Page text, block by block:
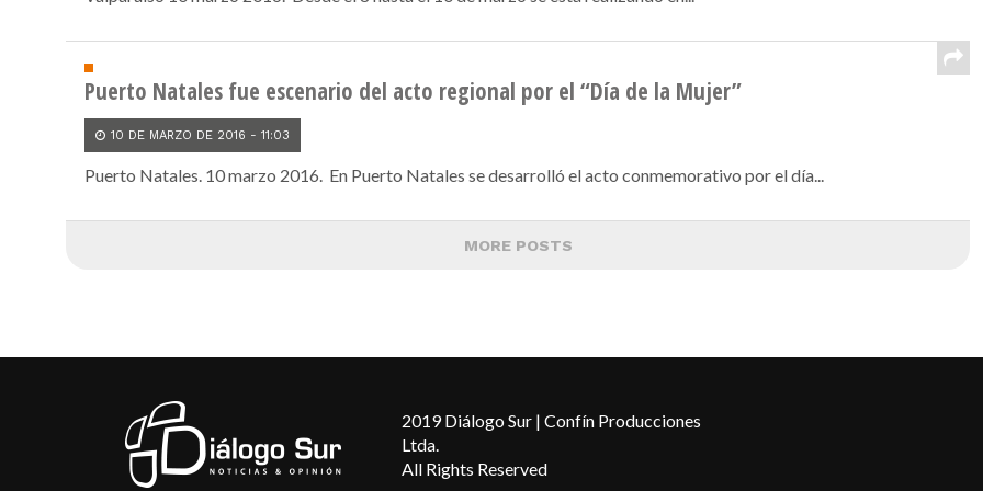
Puerto Natales fue escenario del acto regional por el “Día de la Mujer”
10 DE MARZO DE 2016 - 11:03
Puerto Natales. 10 marzo 2016. En Puerto Natales se desarrolló el acto conmemorativo por el día...
MORE POSTS
2019 Diálogo Sur | Confín Producciones
Ltda.
All Rights Reserved